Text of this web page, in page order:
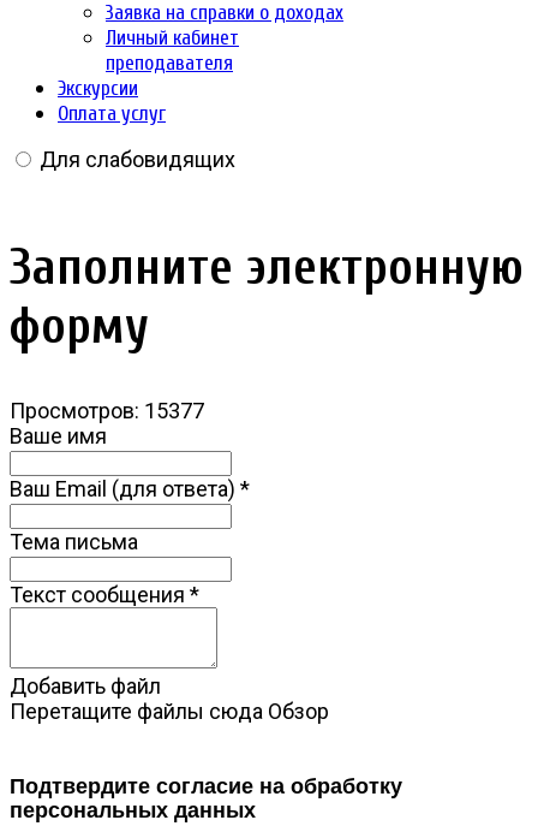
Заявка на справки о доходах
Личный кабинет
преподавателя
Экскурсии
Оплата услуг
Для слабовидящих
Заполните электронную
форму
Просмотров: 15377
Ваше имя
Ваш Email (для ответа) *
Тема письма
Текст сообщения *
Добавить файл
Перетащите файлы сюда Обзор
Подтвердите согласие на обработку
персональных данных